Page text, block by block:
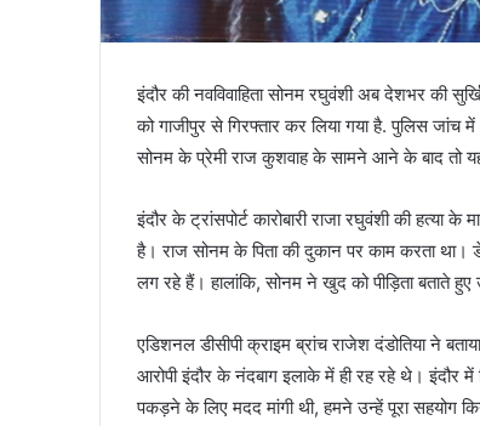
इंदौर की नवविवाहिता सोनम रघुवंशी अब देशभर की
को गाजीपुर से गिरफ्तार कर लिया गया है. पुलिस
सोनम के प्रेमी राज कुशवाह के सामने आने के बाद तो यह
इंदौर के ट्रांसपोर्ट कारोबारी राजा रघुवंशी की
है। राज सोनम के पिता की दुकान पर काम करता
लग रहे हैं। हालांकि, सोनम ने खुद को पीड़िता बताते हुए
एडिशनल डीसीपी क्राइम ब्रांच राजेश दंडोतिया ने
आरोपी इंदौर के नंदबाग इलाके में ही रह रहे थे। इंदौर
पकड़ने के लिए मदद मांगी थी, हमने उन्हें पूरा सहयोग